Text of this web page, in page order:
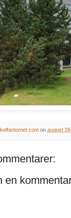
on august
en